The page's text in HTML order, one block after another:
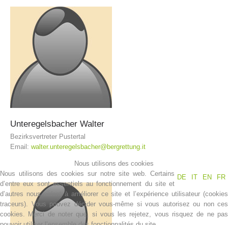
Opération de sauvetage
Unteregelsbacher Walter
Bezirksvertreter Pustertal
Email: walter.unteregelsbacher@bergrettung.it
Nous utilisons des cookies
DE
IT EN FR
Nous utilisons des cookies sur notre site web. Certains
d’entre eux sont essentiels au fonctionnement du site et
d’autres nous aident à améliorer ce site et l’expérience utilisateur (cookies
traceurs). Vous pouvez décider vous-même si vous autorisez ou non ces
cookies. Merci de noter que, si vous les rejetez, vous risquez de ne pas